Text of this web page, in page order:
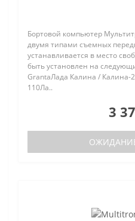
Бортовой компьютер
двумя типами съемных
устанавливается в место
быть установлен на
GrantaЛада Калина /
110Ла..
3